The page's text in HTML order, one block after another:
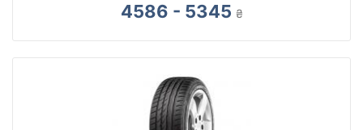
4586 - 5345 ₴